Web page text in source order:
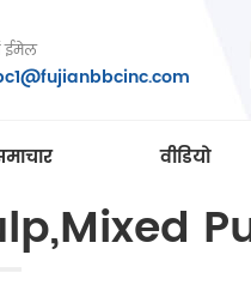
ईमेल
वीडियो